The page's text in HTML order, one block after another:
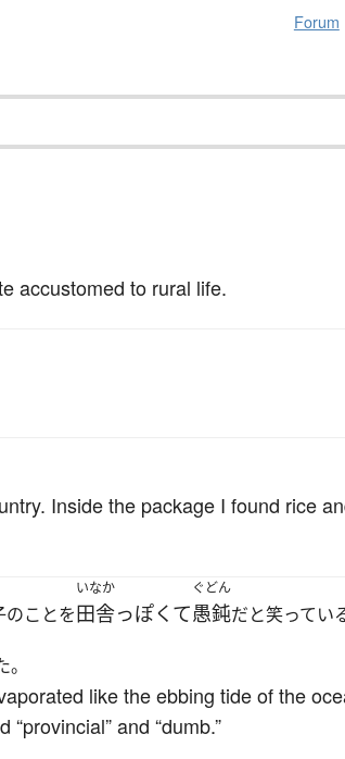
Forum
accustomed to rural life.
Inside the package I found rice
のことを
いなか
田舎っぽくて
ぐどん
愚鈍だと笑ってい
like the ebbing tide of the
and “dumb.”